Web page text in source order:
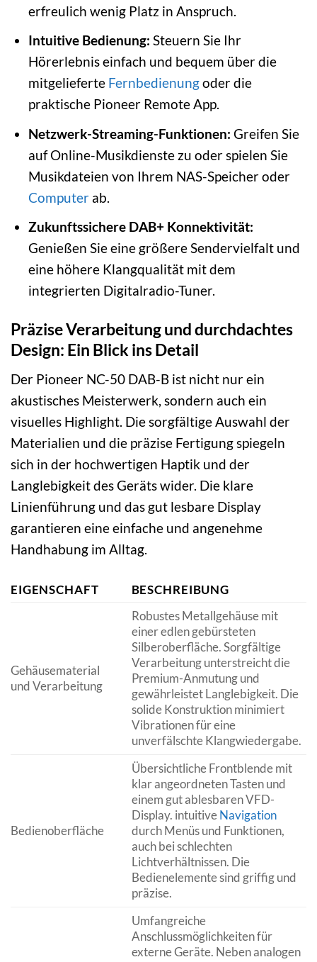
erfreulich wenig Platz in Anspruch.
Intuitive Bedienung: Steuern Sie Ihr
Hörerlebnis einfach und bequem über die
mitgelieferte Fernbedienungoder die
praktische Pioneer Remote App.
Netzwerk-Streaming-Funktionen: Greifen Sie
auf Online-Musikdienste zu oder spielen Sie
Musikdateien von Ihrem NAS-Speicher oder
Computerab.
Zukunftssichere DAB+ Konnektivität:
Genießen Sie eine größere Sendervielfalt und
eine höhere Klangqualität mit dem
integrierten Digitalradio-Tuner.
Präzise Verarbeitung und durchdachtes
Design: Ein Blick ins Detail
Der Pioneer NC-50 DAB-B ist nicht nur ein
akustisches Meisterwerk, sondern auch ein
visuelles Highlight. Die sorgfältige Auswahl der
Materialien und die präzise Fertigung spiegeln
sich in der hochwertigen Haptik und der
Langlebigkeit des Geräts wider. Die klare
Linienführung und das gut lesbare Display
garantieren eine einfache und angenehme
Handhabung im Alltag.
EIGENSCHAFT BESCHREIBUNG
Gehäusematerial
und Verarbeitung
Robustes Metallgehäuse mit
einer edlen gebürsteten
Silberoberfläche. Sorgfältige
Verarbeitung unterstreicht die
Premium-Anmutung und
gewährleistet Langlebigkeit. Die
solide Konstruktion minimiert
Vibrationen für eine
unverfälschte Klangwiedergabe.
Bedienoberfläche
Übersichtliche Frontblende mit
klar angeordneten Tasten und
einem gut ablesbaren VFD-
Display. intuitiveNavigation
durch Menüs und Funktionen,
auch bei schlechten
Lichtverhältnissen. Die
Bedienelemente sind griffig und
präzise.
Umfangreiche
Anschlussmöglichkeiten für
externe Geräte. Neben analogen